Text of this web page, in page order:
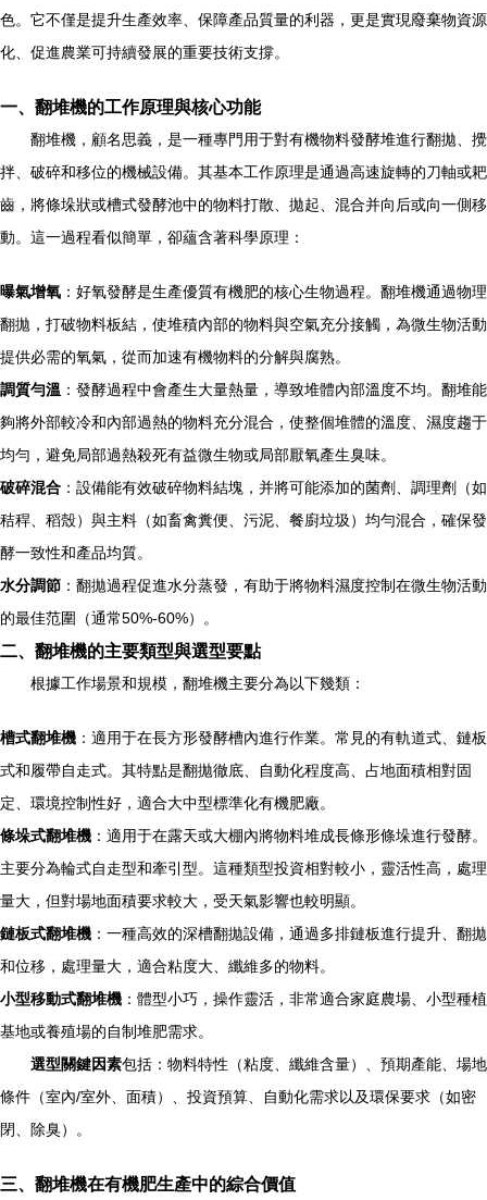
色。它不僅是提升生產效率、保障產品質量的利器，更是實現廢棄物資源
化、促進農業可持續發展的重要技術支撐。
一、翻堆機的工作原理與核心功能
翻堆機，顧名思義，是一種專門用于對有機物料發酵堆進行翻拋、攪
拌、破碎和移位的機械設備。其基本工作原理是通過高速旋轉的刀軸或耙
齒，將條垛狀或槽式發酵池中的物料打散、拋起、混合并向后或向一側移
動。這一過程看似簡單，卻蘊含著科學原理：
曝氣增氧 ：好氧發酵是生產優質有機肥的核心生物過程。翻堆機通過物理
翻拋，打破物料板結，使堆積內部的物料與空氣充分接觸，為微生物活動
提供必需的氧氣，從而加速有機物料的分解與腐熟。
調質勻溫 ：發酵過程中會產生大量熱量，導致堆體內部溫度不均。翻堆能
夠將外部較冷和內部過熱的物料充分混合，使整個堆體的溫度、濕度趨于
均勻，避免局部過熱殺死有益微生物或局部厭氧產生臭味。
破碎混合 ：設備能有效破碎物料結塊，并將可能添加的菌劑、調理劑（如
秸稈、稻殼）與主料（如畜禽糞便、污泥、餐廚垃圾）均勻混合，確保發
酵一致性和產品均質。
水分調節 ：翻拋過程促進水分蒸發，有助于將物料濕度控制在微生物活動
的最佳范圍（通常50%-60%）。
二、翻堆機的主要類型與選型要點
根據工作場景和規模，翻堆機主要分為以下幾類：
槽式翻堆機 ：適用于在長方形發酵槽內進行作業。常見的有軌道式、鏈板
式和履帶自走式。其特點是翻拋徹底、自動化程度高、占地面積相對固
定、環境控制性好，適合大中型標準化有機肥廠。
條垛式翻堆機 ：適用于在露天或大棚內將物料堆成長條形條垛進行發酵。
主要分為輪式自走型和牽引型。這種類型投資相對較小，靈活性高，處理
量大，但對場地面積要求較大，受天氣影響也較明顯。
鏈板式翻堆機 ：一種高效的深槽翻拋設備，通過多排鏈板進行提升、翻拋
和位移，處理量大，適合粘度大、纖維多的物料。
小型移動式翻堆機 ：體型小巧，操作靈活，非常適合家庭農場、小型種植
基地或養殖場的自制堆肥需求。
選型關鍵因素包括：物料特性（粘度、纖維含量）、預期產能、場地
條件（室內/室外、面積）、投資預算、自動化需求以及環保要求（如密
閉、除臭）。
三、翻堆機在有機肥生產中的綜合價值